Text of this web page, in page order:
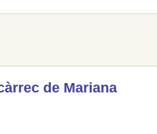
de Mariana